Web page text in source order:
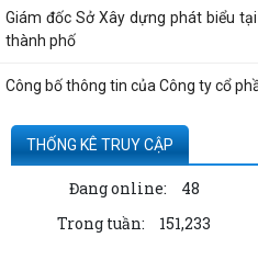
Giám đốc Sở Xây dựng phát biểu
thành phố
Công bố thông tin của Công ty cổ
Quyết định công bố thủ tục hành
thuộc phạm vi, chức năng quản lý...
Thông tin về số lượng căn hộ chung
đã bán cho các tổ chức, cá nhân...
THỐNG KÊ TRUY CẬP
Đang online: 48
Trong tuần:
151,233